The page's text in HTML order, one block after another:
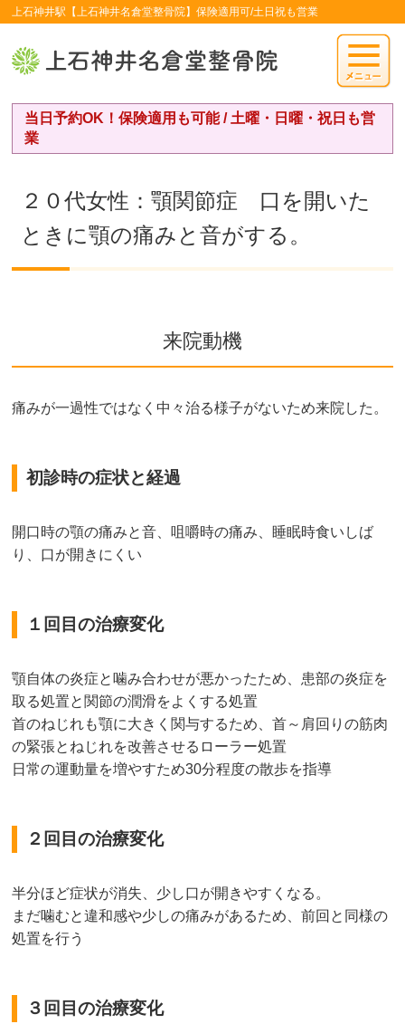
上石神井駅【上石神井名倉堂整骨院】保険適用可/土日祝も営業
当日予約OK！保険適用も可能 / 土曜・日曜・祝日も営
業
２０代女性：顎関節症 口を開いた
ときに顎の痛みと音がする。
来院動機
痛みが一過性ではなく中々治る様子がないため来院した。
初診時の症状と経過
開口時の顎の痛みと音、咀嚼時の痛み、睡眠時食いしば
り、口が開きにくい
１回目の治療変化
顎自体の炎症と噛み合わせが悪かったため、患部の炎症を
取る処置と関節の潤滑をよくする処置
首のねじれも顎に大きく関与するため、首～肩回りの筋肉
の緊張とねじれを改善させるローラー処置
日常の運動量を増やすため30分程度の散歩を指導
２回目の治療変化
半分ほど症状が消失、少し口が開きやすくなる。
まだ噛むと違和感や少しの痛みがあるため、前回と同様の
処置を行う
３回目の治療変化